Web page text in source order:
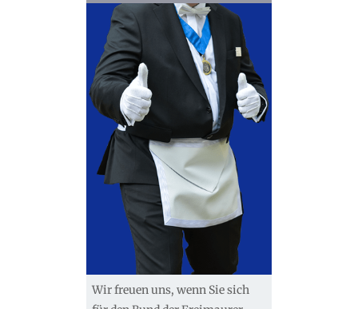
Wir freuen uns, wenn Sie sich